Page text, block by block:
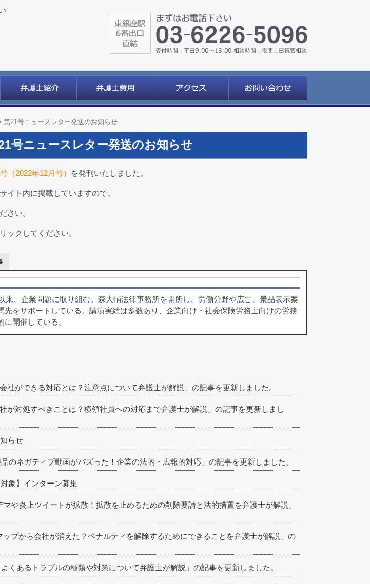
第21号ニュースレター発送のお知らせ
号ニュースレター発送のお知らせ
（2022年12月号） を発刊いたしました。
イト内に掲載していますので、
さい。
ックしてください。
来、企業問題に取り組む。森大輔法律事務所を開所し、労働分野や広告、景品表示案
先をサポートしている。講演実績は多数あり、企業向け・社会保険労務士向けの労務
開催している。
社ができる対応とは？注意点について弁護士が解説」の記事を更新しました。
が対処すべきことは？横領社員への対応まで弁護士が解説」の記事を更新しまし
らせ
品のネガティブ動画がバズった！企業の法的・広報的対応」の記事を更新しました。
象】インターン募集
マや炎上ツイートが拡散！拡散を止めるための削除要請と法的措置を弁護士が解説」
ップから会社が消えた？ペナルティを解除するためにできることを弁護士が解説」の
くあるトラブルの種類や対策について弁護士が解説」の記事を更新しました。